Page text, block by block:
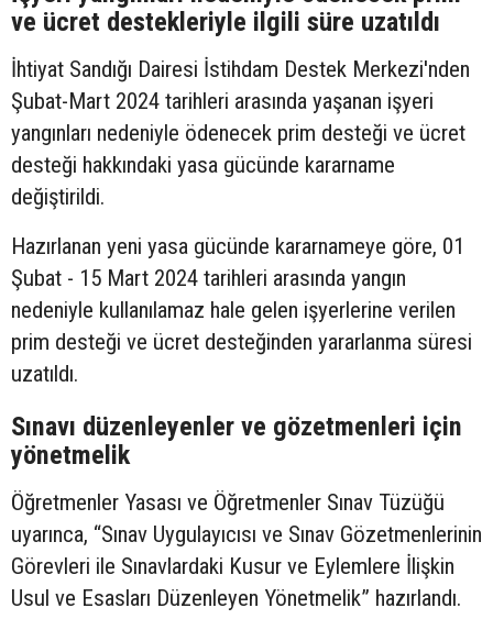
ve ücret destekleriyle ilgili süre uzatıldı
İhtiyat Sandığı Dairesi İstihdam Destek Merkezi'nden
Şubat-Mart 2024 tarihleri arasında yaşanan işyeri
yangınları nedeniyle ödenecek prim desteği ve ücret
desteği hakkındaki yasa gücünde kararname
değiştirildi.
Hazırlanan yeni yasa gücünde kararnameye göre, 01
Şubat - 15 Mart 2024 tarihleri arasında yangın
nedeniyle kullanılamaz hale gelen işyerlerine verilen
prim desteği ve ücret desteğinden yararlanma süresi
uzatıldı.
Sınavı düzenleyenler ve gözetmenleri için
yönetmelik
Öğretmenler Yasası ve Öğretmenler Sınav Tüzüğü
uyarınca, “Sınav Uygulayıcısı ve Sınav Gözetmenlerinin
Görevleri ile Sınavlardaki Kusur ve Eylemlere İlişkin
Usul ve Esasları Düzenleyen Yönetmelik” hazırlandı.